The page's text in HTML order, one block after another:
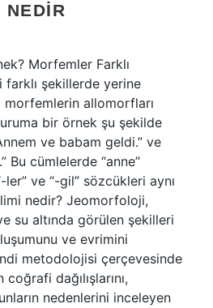
Morfemler Farklı
farklı şekillerde yerine
allomorfları
bir örnek şu şekilde
ve babam geldi.” ve
Bu cümlelerde “anne”
ve “-gil” sözcükleri aynı
nedir? Jeomorfoloji,
su altında görülen şekilleri
ve evrimini
metodolojisi çerçevesinde
coğrafi dağılışlarını,
nedenlerini inceleyen